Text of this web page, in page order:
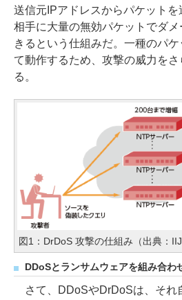
送信元IPアドレスからパケット
相手に大量の無効パケットでダ
きるという仕組みだ。一種のパ
て動作するため、攻撃の威力を
る。
図1：DrDoS 攻撃の仕組み（出典：IIJ
DDoSとランサムウェアを組み合わ
さて、DDoSやDrDoSは、それ